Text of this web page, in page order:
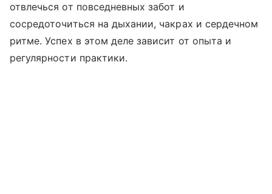
отвлечься от повседневных забот и
сосредоточиться на дыхании, чакрах и сердечном
ритме. Успех в этом деле зависит от опыта и
регулярности практики.